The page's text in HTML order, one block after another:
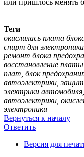
или пришлось менять
Теги
окислилась плата
спирт для
ремонт блока
восстановление
плат, блок
автоэлектрики,
электрики
автоэлектрики,
электроники
Вернуться к началу
Ответить
Версия для